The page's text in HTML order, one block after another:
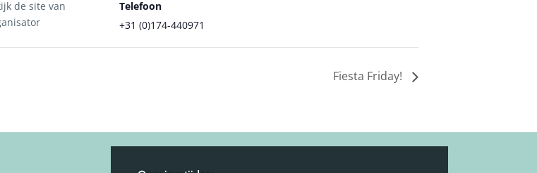
de site van
Telefoon
+31 (0)174-440971
Fiesta Friday!